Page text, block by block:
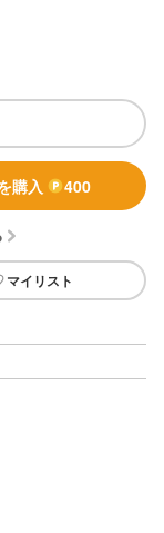
購入 400
マイリスト